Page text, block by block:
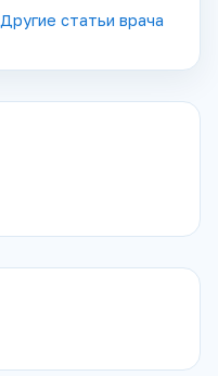
Другие статьи врача